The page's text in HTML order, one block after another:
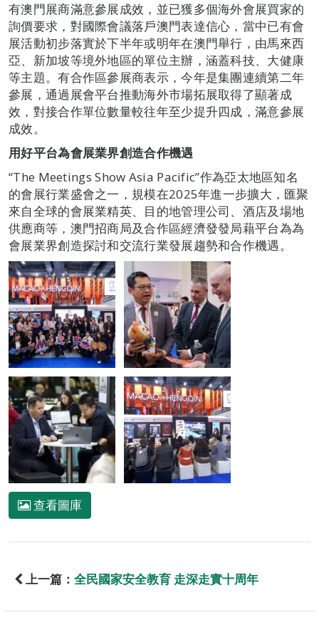
有澳門展商滿意參展成效，並已獲多個海外會展買家的
詢價要求，對國際會議落戶澳門表達信心，當中已有會
展活動初步落實於下半年或明年在澳門舉行，由馬來西
亞、新加坡等境外地區的單位主辦，涵蓋科技、大健康
等主題。有合作區參展商表示，今年是集團連續第二年
參展，通過展會平台推動海外市場拓展取得了顯著成
效，對接合作單位數量較往年至少提升四成，滿意參展
成效。
用好平台為會展業界創造合作機遇
“The Meetings Show Asia Pacific”作為亞太地區知名
的會展行業盛會之一，規模在2025年進一步擴大，匯聚
來自全球的會展業精英、目的地管理公司、酒店及場地
供應商等，澳門招商局及合作區經濟發發局藉平台為為
會展業界創造探討和交流行業發展趨勢和合作機遇。
查看圖庫
上一篇： 全民國家安全教育 走深走實十周年